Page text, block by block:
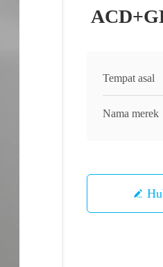
Tempat asal
Nama merek